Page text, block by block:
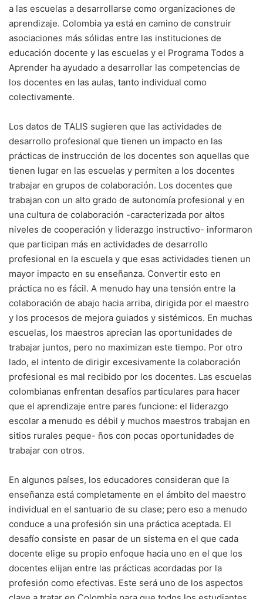
a las escuelas a desarrollarse como organizaciones de
aprendizaje. Colombia ya está en camino de construir
asociaciones más sólidas entre las instituciones de
educación docente y las escuelas y el Programa Todos a
Aprender ha ayudado a desarrollar las competencias de
los docentes en las aulas, tanto individual como
colectivamente.
Los datos de TALIS sugieren que las actividades de
desarrollo profesional que tienen un impacto en las
prácticas de instrucción de los docentes son aquellas que
tienen lugar en las escuelas y permiten a los docentes
trabajar en grupos de colaboración. Los docentes que
trabajan con un alto grado de autonomía profesional y en
una cultura de colaboración -caracterizada por altos
niveles de cooperación y liderazgo instructivo- informaron
que participan más en actividades de desarrollo
profesional en la escuela y que esas actividades tienen un
mayor impacto en su enseñanza. Convertir esto en
práctica no es fácil. A menudo hay una tensión entre la
colaboración de abajo hacia arriba, dirigida por el maestro
y los procesos de mejora guiados y sistémicos. En muchas
escuelas, los maestros aprecian las oportunidades de
trabajar juntos, pero no maximizan este tiempo. Por otro
lado, el intento de dirigir excesivamente la colaboración
profesional es mal recibido por los docentes. Las escuelas
colombianas enfrentan desafíos particulares para hacer
que el aprendizaje entre pares funcione: el liderazgo
escolar a menudo es débil y muchos maestros trabajan en
sitios rurales peque- ños con pocas oportunidades de
trabajar con otros.
En algunos países, los educadores consideran que la
enseñanza está completamente en el ámbito del maestro
individual en el santuario de su clase; pero eso a menudo
conduce a una profesión sin una práctica aceptada. El
desafío consiste en pasar de un sistema en el que cada
docente elige su propio enfoque hacia uno en el que los
docentes elijan entre las prácticas acordadas por la
profesión como efectivas. Este será uno de los aspectos